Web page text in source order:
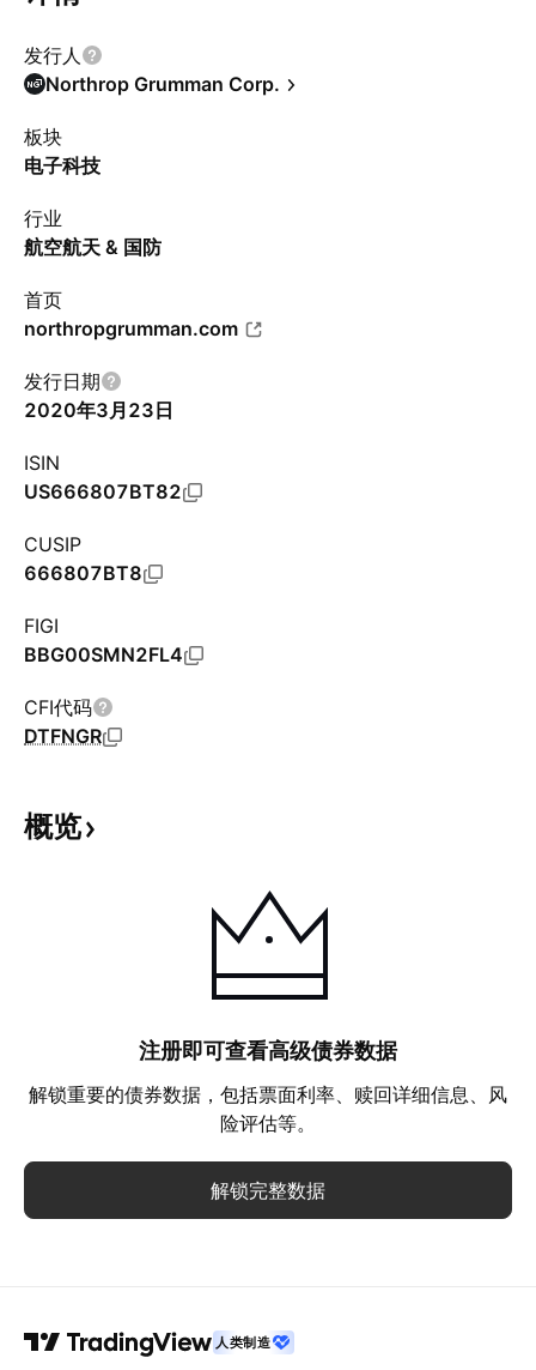
发行人
Northrop Grumman Corp.
板块
电子科技
行业
航空航天 & 国防
首页
northropgrumman.com
发行日期
2020年3月23日
ISIN
US666807BT82
CUSIP
666807BT8
FIGI
BBG00SMN2FL4
CFI代码
DTFNGR
概览
注册即可查看高级债券数据
解锁重要的债券数据，包括票面利率、赎回详细信息、风
险评估等。
解锁完整数据
人类制造